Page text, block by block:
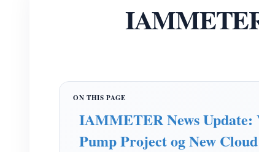
IAMMETER News Update:
Pump Project og New